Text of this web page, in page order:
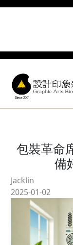
包裝革命
備
Jacklin
2025-01-02